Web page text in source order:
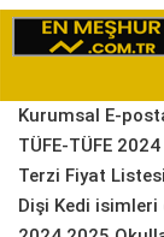
Kurumsal E-
TÜFE-TÜFE
Terzi Fiyat
Dişi Kedi isimleri